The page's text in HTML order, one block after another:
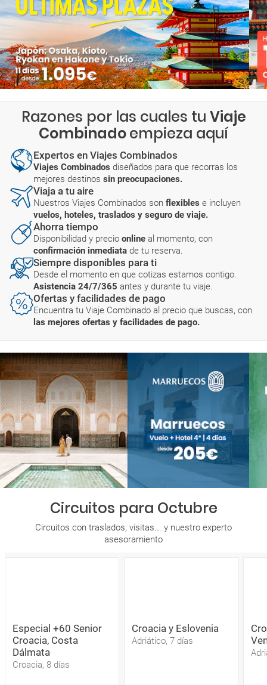
Razones por las cuales tu Viaje
Combinadoempieza aquí
Expertos en Viajes Combinados
Viajes Combinados diseñados para que recorras los
mejores destinos sin preocupaciones.
Viaja a tu aire
Nuestros Viajes Combinados son flexibles e incluyen
vuelos, hoteles, traslados y seguro de viaje.
Ahorra tiempo
Disponibilidad y precio online al momento, con
confirmación inmediata de tu reserva.
Siempre disponibles para ti
Desde el momento en que cotizas estamos contigo.
Asistencia 24/7/365 antes y durante tu viaje.
Ofertas y facilidades de pago
Encuentra tu Viaje Combinado al precio que buscas, con
las mejores ofertas y facilidades de pago.
Circuitos para Octubre
Circuitos con traslados, visitas... y nuestro experto
asesoramiento
Especial +60 Senior
Croacia, Costa
Dálmata
Croacia, 8 días
Croacia y Eslovenia
Adriático, 7 días